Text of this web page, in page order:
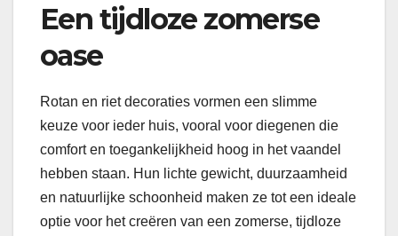
Een tijdloze zomerse
oase
Rotan en riet decoraties vormen een slimme
keuze voor ieder huis, vooral voor diegenen die
comfort en toegankelijkheid hoog in het vaandel
hebben staan. Hun lichte gewicht, duurzaamheid
en natuurlijke schoonheid maken ze tot een ideale
optie voor het creëren van een zomerse, tijdloze